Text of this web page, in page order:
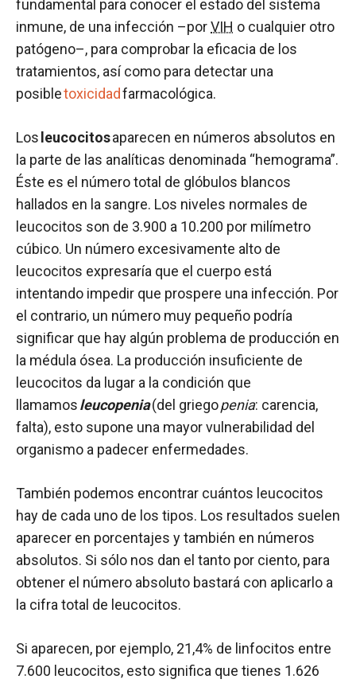
fundamental para conocer el estado del sistema
inmune, de una infección –porVIH o cualquier otro
patógeno–, para comprobar la eficacia de los
tratamientos, así como para detectar una
posibletoxicidadfarmacológica.
Los leucocitosaparecen en números absolutos en
la parte de las analíticas denominada “hemograma”.
Éste es el número total de glóbulos blancos
hallados en la sangre. Los niveles normales de
leucocitos son de 3.900 a 10.200 por milímetro
cúbico. Un número excesivamente alto de
leucocitos expresaría que el cuerpo está
intentando impedir que prospere una infección. Por
el contrario, un número muy pequeño podría
significar que hay algún problema de producción en
la médula ósea. La producción insuficiente de
leucocitos da lugar a la condición que
llamamosleucopenia(del griegopenia: carencia,
falta), esto supone una mayor vulnerabilidad del
organismo a padecer enfermedades.
También podemos encontrar cuántos leucocitos
hay de cada uno de los tipos. Los resultados suelen
aparecer en porcentajes y también en números
absolutos. Si sólo nos dan el tanto por ciento, para
obtener el número absoluto bastará con aplicarlo a
la cifra total de leucocitos.
Si aparecen, por ejemplo, 21,4% de linfocitos entre
7.600 leucocitos, esto significa que tienes 1.626